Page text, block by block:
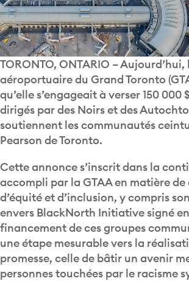
TORONTO, ONTARIO –Aujourd’hui,
aéroportuaire du Grand Toronto
qu’elle s’engageait à verser 150 000
dirigés par des Noirs et des
soutiennent les communautés
Pearson de Toronto.
Cette annonce s’inscrit dans la
accompli par la GTAA en matière de
d’équité et d’inclusion, y compris
envers BlackNorth Initiative signé
financement de ces groupes
une étape mesurable vers la
promesse, celle de bâtir un avenir
personnes touchées par le racisme